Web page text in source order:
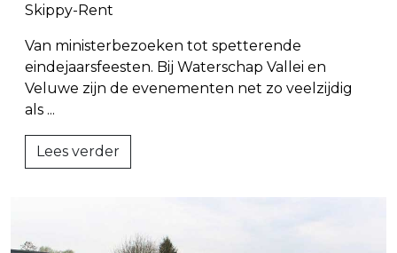
Skippy-Rent
Van ministerbezoeken tot spetterende
eindejaarsfeesten. Bij Waterschap Vallei en
Veluwe zijn de evenementen net zo veelzijdig
als ...
Lees verder